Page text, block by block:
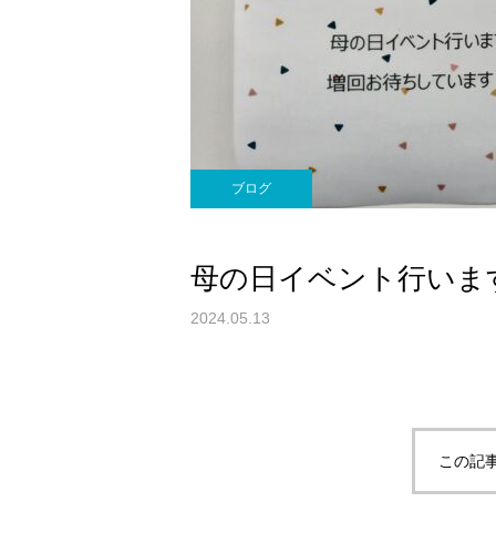
ブログ
母の日イベント行い
2024.05.13
この記